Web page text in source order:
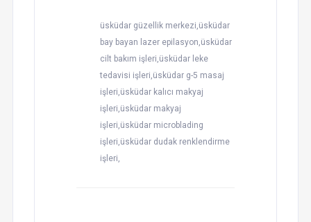
üsküdar güzellik merkezi,üsküdar
bay bayan lazer epilasyon,üsküdar
cilt bakım işleri,üsküdar leke
tedavisi işleri,üsküdar g-5 masaj
işleri,üsküdar kalıcı makyaj
işleri,üsküdar makyaj
işleri,üsküdar microblading
işleri,üsküdar dudak renklendirme
işleri,